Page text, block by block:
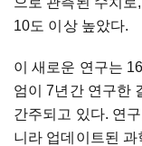
10도 이상 높았다.
이 새로운 연구는
엄이 7년간 연구한
간주되고 있다. 연
니라 업데이트된